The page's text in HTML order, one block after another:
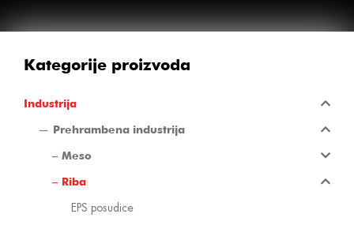
Kategorije proizvoda
Industrija
Prehrambena industrija
Meso
Riba
EPS posudice